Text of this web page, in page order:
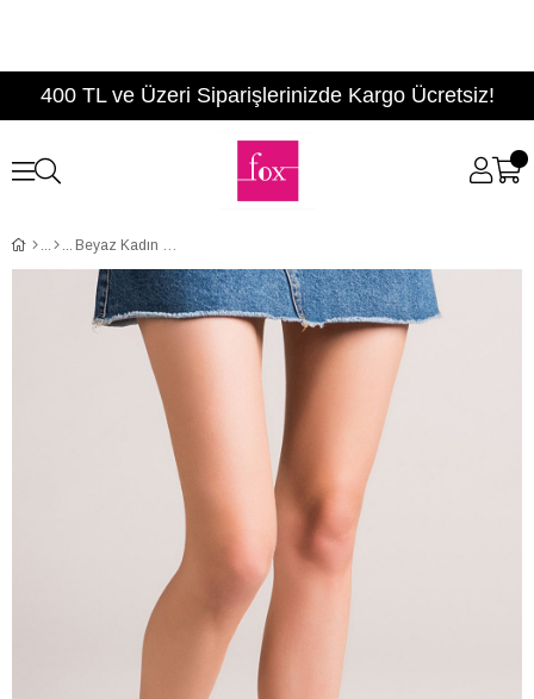
400 TL ve Üzeri Siparişlerinizde Kargo Ücretsiz!
Beyaz Kadın Bot C476023304